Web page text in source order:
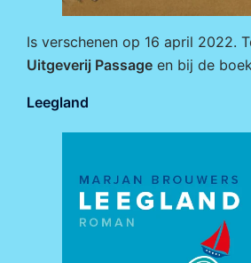
Is verschenen op 16 april 2022.
Uitgeverij Passage en bij de
Leegland